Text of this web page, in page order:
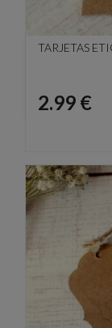
TARJETAS
Precio
2.99 €